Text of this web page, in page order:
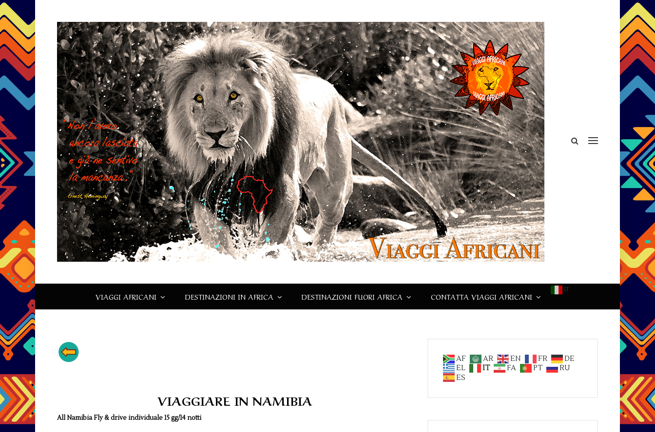
VIAGGI AFRICANI DESTINAZIONI IN AFRICA DESTINAZIONI FUORI AFRICA CONTATTA VIAGGI AFRICANI
IT
VIAGGIARE IN NAMIBIA
All Namibia Fly & drive individuale 15 gg/14 notti
AF AR EN FR
DE
EL
IT FA PT
RU
ES